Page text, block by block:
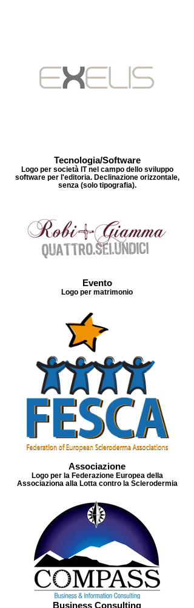
Tecnologia/Software
Logo per società IT nel campo dello sviluppo
software per l'editoria. Declinazione orizzontale,
senza (solo tipografia).
Evento
Logo per matrimonio
Associazione
Logo per la Federazione Europea della
Associaziona alla Lotta contro la Sclerodermia
Business Consulting